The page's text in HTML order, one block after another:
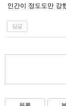
인간이 정도도만 강
답글